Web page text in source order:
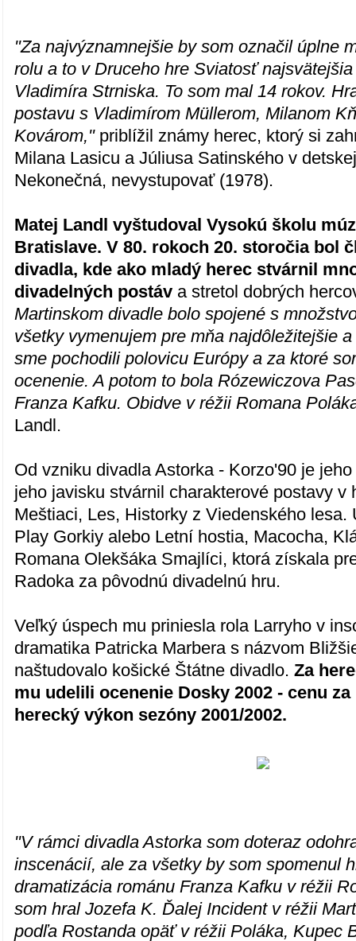
"Za najvýznamnejšie by som označil úplne
rolu a to v Druceho hre Sviatosť
Vladimíra Strniska. To som mal 14 rokov.
postavu s Vladimírom Müllerom, Milanom
Kovárom," priblížil známy herec, ktorý si
Milana Lasicu a Júliusa Satinského v
Nekonečná, nevystupovať (1978).
Matej Landl vyštudoval Vysokú školu
Bratislave. V 80. rokoch 20. storočia bol
divadla, kde ako mladý herec stvárnil
divadelných postáv a stretol dobrých
Martinskom divadle bolo spojené s
všetky vymenujem pre mňa najdôležitejšie
sme pochodili polovicu Európy a za ktoré
ocenenie. A potom to bola Rózewiczova
Franza Kafku. Obidve v réžii Romana
Landl.
Od vzniku divadla Astorka - Korzo'90 je
jeho javisku stvárnil charakterové postavy v
Meštiaci, Les, Historky z Viedenského lesa.
Play Gorkiy alebo Letní hostia, Macocha,
Romana Olekšáka Smajlíci, ktorá získala
Radoka za pôvodnú divadelnú hru.
Veľký úspech mu priniesla rola Larryho v
dramatika Patricka Marbera s názvom
naštudovalo košické Štátne divadlo. Za
mu udelili ocenenie Dosky 2002 - cenu
herecký výkon sezóny 2001/2002.
"V rámci divadla Astorka som doteraz
inscenácií, ale za všetky by som spomenul
dramatizácia románu Franza Kafku v réžii
som hral Jozefa K. Ďalej Incident v réžii
podľa Rostanda opäť v réžii Poláka, Kupec